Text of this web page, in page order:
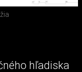
hľadiska